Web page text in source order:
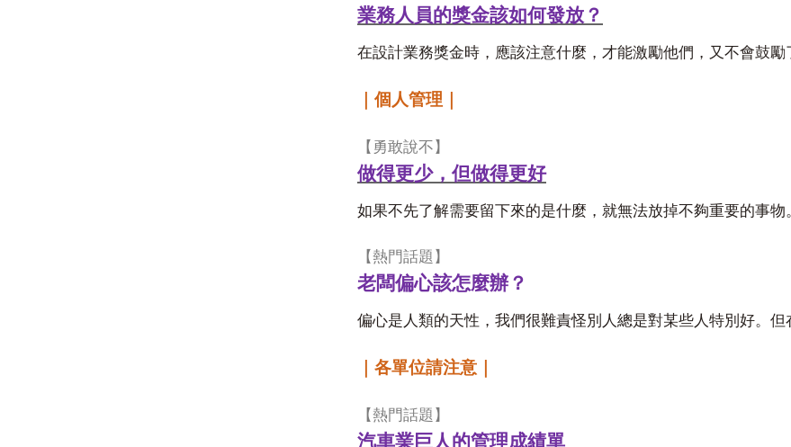
業務人員的獎金該如何發放？
在設計業務獎金時，應該注意什麼，才能激勵他們，又不會鼓勵
｜個人管理｜
【勇敢說不】
做得更少，但做得更好
如果不先了解需要留下來的是什麼，就無法放掉不夠重要的事物
【熱門話題】
老闆偏心該怎麼辦？
偏心是人類的天性，我們很難責怪別人總是對某些人特別好。
｜各單位請注意｜
【熱門話題】
汽車業巨人的管理成績單